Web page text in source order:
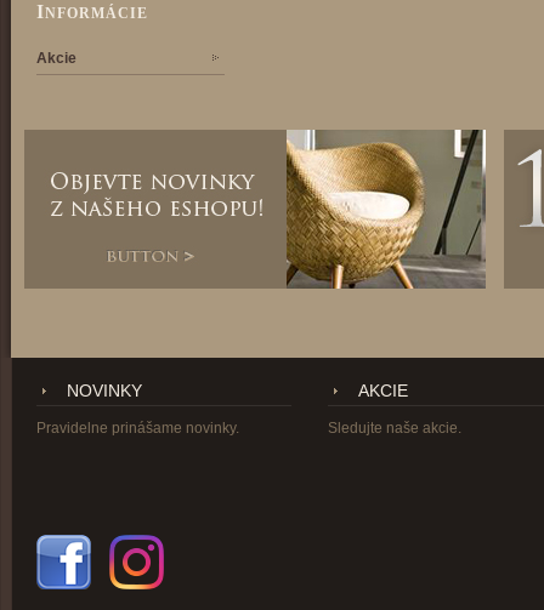
INFORMÁCIE
Akcie
NOVINKY
Pravidelne prinášame novinky.
AKCIE
Sledujte naše akcie.